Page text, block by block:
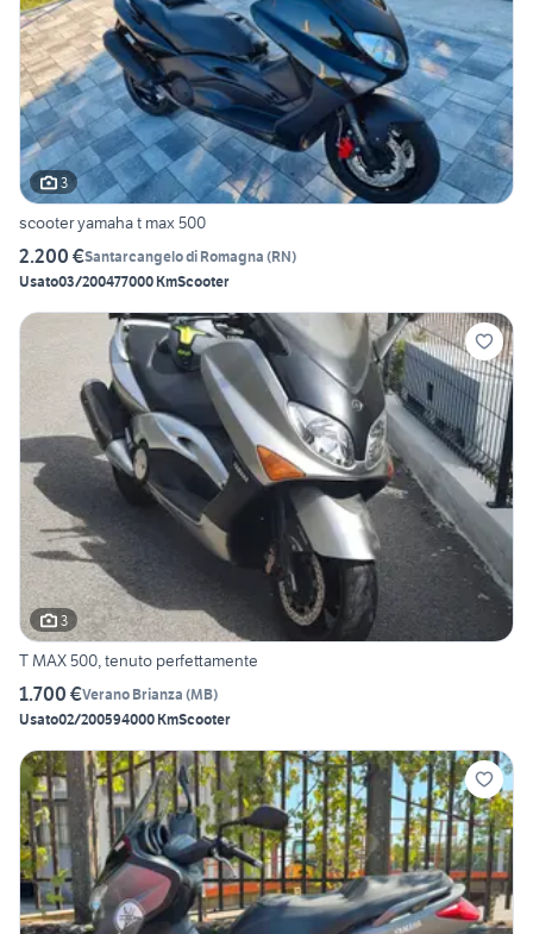
3
scooter yamaha t max 500
2.200 €Santarcangelo di Romagna (RN)
Usato03/200477000 KmScooter
3
T MAX 500, tenuto perfettamente
1.700 €Verano Brianza (MB)
Usato02/200594000 KmScooter